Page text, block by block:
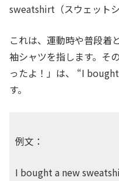
sweatshirt（スウェット
これは、運動時や普段着
袖シャツを指します。そ
ったよ！」は、 “I
す。
例文：
I bought a new